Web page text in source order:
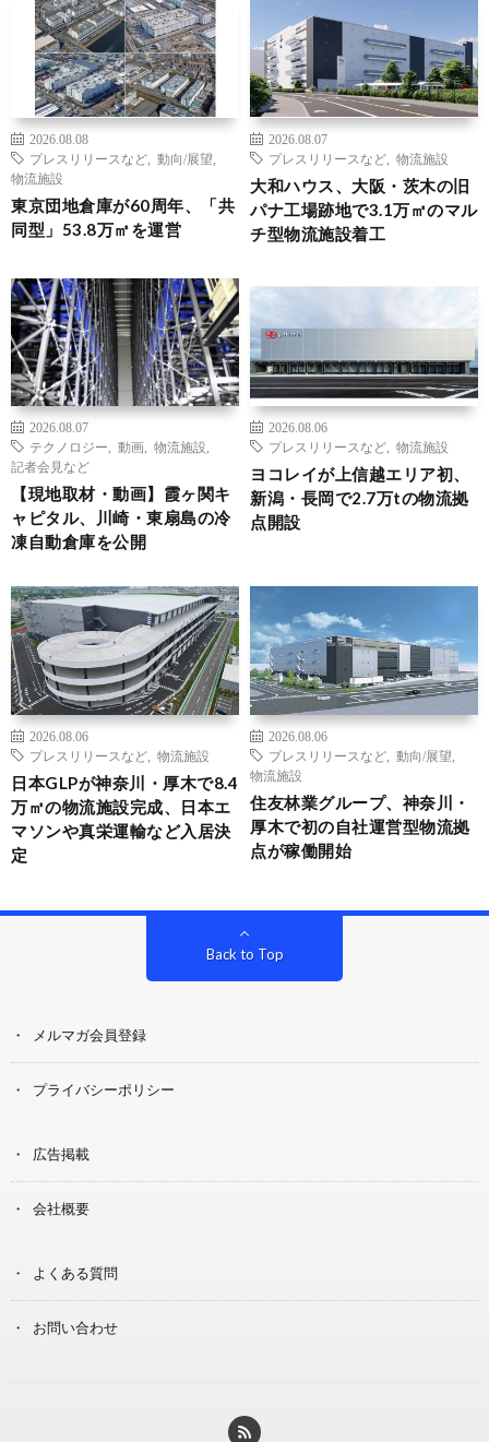
2026.08.08
プレスリリースなど
動向/展望
物流施設
東京団地倉庫が60周年、「共
同型」53.8万㎡を運営
2026.08.07
プレスリリースなど
物流施設
大和ハウス、大阪・茨木の旧
パナ工場跡地で3.1万㎡のマル
チ型物流施設着工
2026.08.07
テクノロジー
動画 物流施設
記者会見など
【現地取材・動画】霞ヶ関キ
ャピタル、川崎・東扇島の冷
凍自動倉庫を公開
2026.08.06
プレスリリースなど
物流施設
ヨコレイが上信越エリア初、
新潟・長岡で2.7万tの物流拠
点開設
2026.08.06
プレスリリースなど
物流施設
日本GLPが神奈川・厚木で8.4
万㎡の物流施設完成、日本エ
マソンや真栄運輸など入居決
定
2026.08.06
プレスリリースなど
動向/展望
物流施設
住友林業グループ、神奈川・
厚木で初の自社運営型物流拠
点が稼働開始
Back to Top
メルマガ会員登録
プライバシーポリシー
広告掲載
会社概要
よくある質問
お問い合わせ